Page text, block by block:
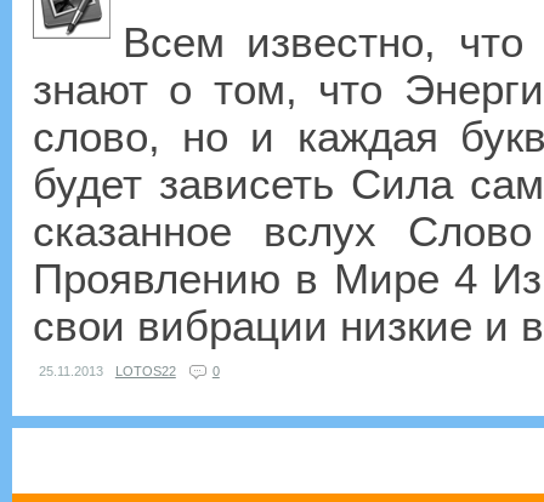
Всем известно,
знают о том, что
слово, но и каждая
будет зависеть Сила
сказанное вслух
Проявлению в Мире 4
свои вибрации низкие и
25.11.2013 LOTOS22 0